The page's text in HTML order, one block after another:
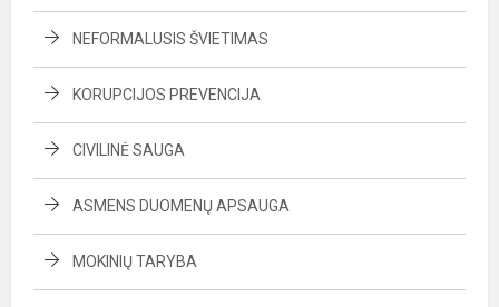
NEFORMALUSIS ŠVIETIMAS
KORUPCIJOS PREVENCIJA
CIVILINĖ SAUGA
ASMENS DUOMENŲ APSAUGA
MOKINIŲ TARYBA